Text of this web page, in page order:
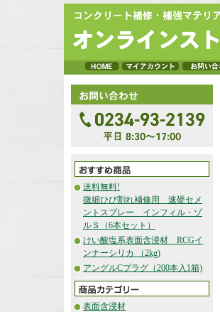
送料無料!
微細ひび割れ補修用 速硬セメ
ントスプレー インフィル・ゾ
ルＳ（6本セット）
けい酸塩系表面含浸材 RCGイ
ンナーシリカ （2kg)
アングルCプラグ（200本入1箱)
表面含浸材